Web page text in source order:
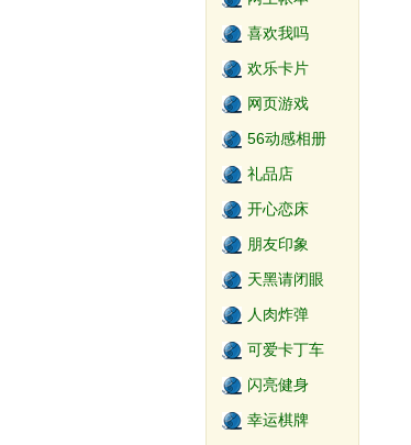
喜欢我吗
欢乐卡片
网页游戏
56动感相册
礼品店
开心恋床
朋友印象
天黑请闭眼
人肉炸弹
可爱卡丁车
闪亮健身
幸运棋牌